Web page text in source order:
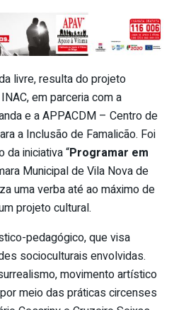
livre, resulta do projeto
em parceria com a
e a APPACDM – Centro de
a Inclusão de Famalicão. Foi
da iniciativa “Programar em
Municipal de Vila Nova de
uma verba até ao máximo de
projeto cultural.
pedagógico, que visa
socioculturais envolvidas.
movimento artístico
meio das práticas circenses